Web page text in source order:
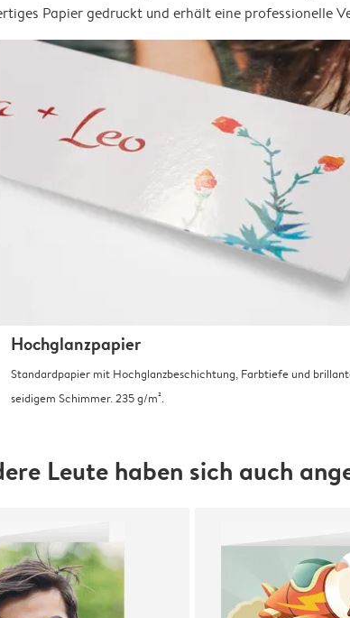
Papier gedruckt und erhält eine professionelle
Hochglanzpapier
Standardpapier mit Hochglanzbeschichtung, Farbtiefe und
seidigem Schimmer. 235 g/m².
Leute haben sich auch